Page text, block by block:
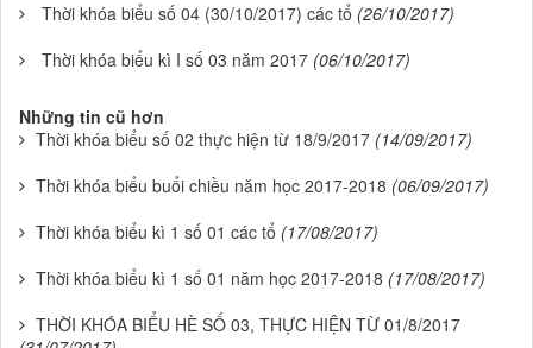
Thời khóa biểu số 04 (30/10/2017) các tổ (26/10/2017)
Thời khóa biểu kì I số 03 năm 2017 (06/10/2017)
Những tin cũ hơn
Thời khóa biểu số 02 thực hiện từ 18/9/2017 (14/09/2017)
Thời khóa biểu buổi chiều năm học 2017-2018 (06/09/2017)
Thời khóa biểu kì 1 số 01 các tổ (17/08/2017)
Thời khóa biểu kì 1 số 01 năm học 2017-2018 (17/08/2017)
THỜI KHÓA BIỂU HÈ SỐ 03, THỰC HIỆN TỪ 01/8/2017